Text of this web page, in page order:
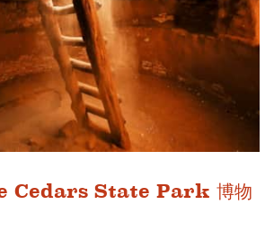
Cedars State Park 博物